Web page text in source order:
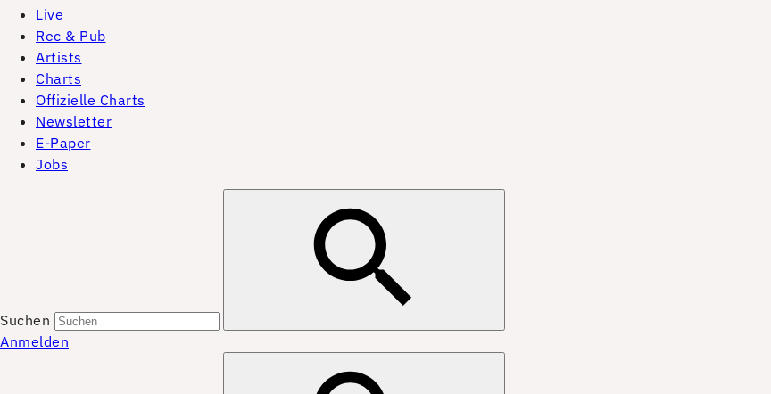
Live
Rec & Pub
Artists
Charts
Offizielle Charts
Newsletter
E-Paper
Jobs
Suchen
Anmelden